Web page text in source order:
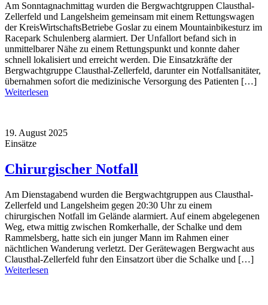
Am Sonntagnachmittag wurden die Bergwachtgruppen Clausthal-
Zellerfeld und Langelsheim gemeinsam mit einem Rettungswagen
der KreisWirtschaftsBetriebe Goslar zu einem Mountainbikesturz im
Racepark Schulenberg alarmiert. Der Unfallort befand sich in
unmittelbarer Nähe zu einem Rettungspunkt und konnte daher
schnell lokalisiert und erreicht werden. Die Einsatzkräfte der
Bergwachtgruppe Clausthal-Zellerfeld, darunter ein Notfallsanitäter,
übernahmen sofort die medizinische Versorgung des Patienten […]
Weiterlesen
19. August 2025
Einsätze
Chirurgischer Notfall
Am Dienstagabend wurden die Bergwachtgruppen aus Clausthal-
Zellerfeld und Langelsheim gegen 20:30 Uhr zu einem
chirurgischen Notfall im Gelände alarmiert. Auf einem abgelegenen
Weg, etwa mittig zwischen Romkerhalle, der Schalke und dem
Rammelsberg, hatte sich ein junger Mann im Rahmen einer
nächtlichen Wanderung verletzt. Der Gerätewagen Bergwacht aus
Clausthal-Zellerfeld fuhr den Einsatzort über die Schalke und […]
Weiterlesen